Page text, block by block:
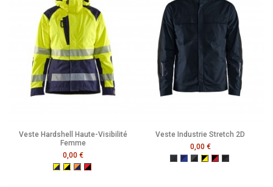
Veste Hardshell Haute-Visibilité
Femme
0,00 €
Jaune Fluo/Marine
Jaune Fluo/Noir
Orange Fluo/Marine
Rouge Fluo/Noir
Veste Industrie Stretch 2D
0,00 €
Marine Foncé/Noir
Marine/Bleu Roi
Gris Moyen/Noir
Noir/Jaune Fluo
Noir/Rouge
Noir/Gris